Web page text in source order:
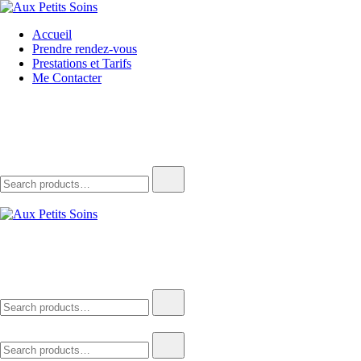
Skip
content
Aux Petits Soins
La beauté vient à vous
Accueil
Prendre rendez-vous
Prestations et Tarifs
Me Contacter
for:
for:
for: